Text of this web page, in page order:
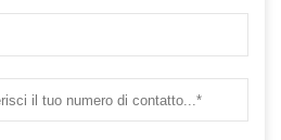
per la cura della pelle
pacchetto di cosmetici per